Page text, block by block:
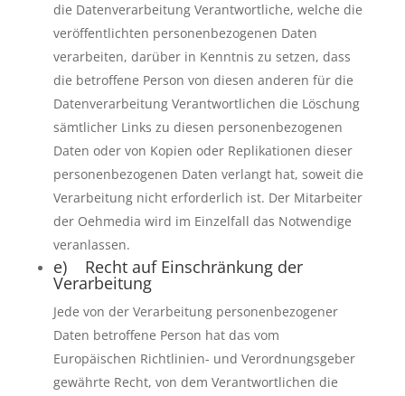
die Datenverarbeitung Verantwortliche, welche die
veröffentlichten personenbezogenen Daten
verarbeiten, darüber in Kenntnis zu setzen, dass
die betroffene Person von diesen anderen für die
Datenverarbeitung Verantwortlichen die Löschung
sämtlicher Links zu diesen personenbezogenen
Daten oder von Kopien oder Replikationen dieser
personenbezogenen Daten verlangt hat, soweit die
Verarbeitung nicht erforderlich ist. Der Mitarbeiter
der Oehmedia wird im Einzelfall das Notwendige
veranlassen.
e) Recht auf Einschränkung der
Verarbeitung
Jede von der Verarbeitung personenbezogener
Daten betroffene Person hat das vom
Europäischen Richtlinien- und Verordnungsgeber
gewährte Recht, von dem Verantwortlichen die